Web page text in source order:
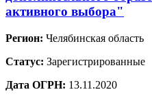
активного выбора"
Регион: Челябинская область
Статус: Зарегистрированные
Дата ОГРН: 13.11.2020